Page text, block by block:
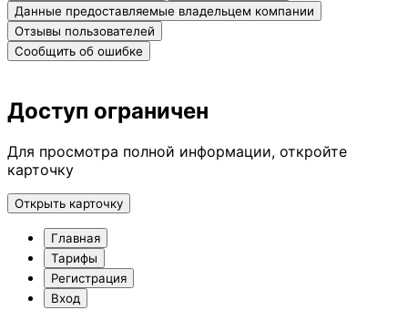
Данные предоставляемые владельцем компании
Отзывы пользователей
Сообщить об ошибке
Доступ ограничен
Для просмотра полной информации, откройте
карточку
Открыть карточку
Главная
Тарифы
Регистрация
Вход